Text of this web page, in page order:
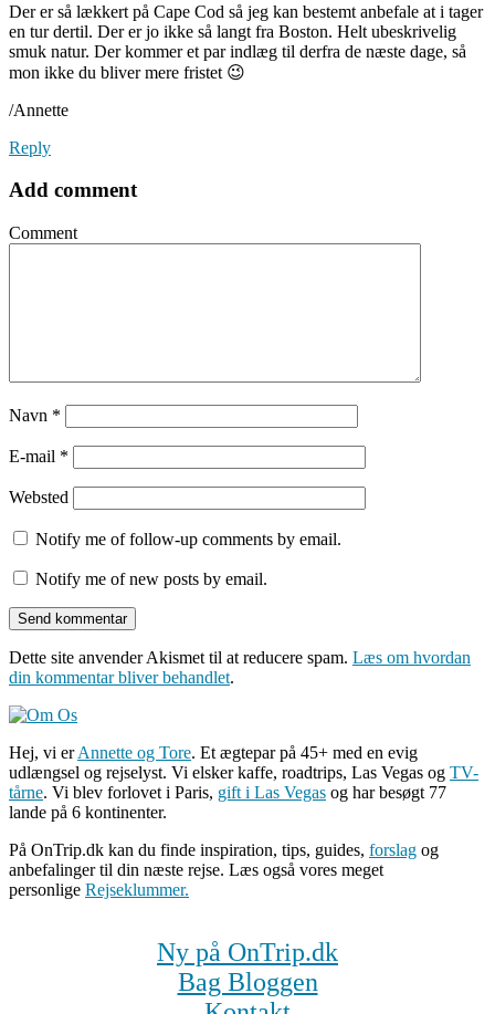
Der er så lækkert på Cape Cod så jeg kan bestemt anbefale at i tager
en tur dertil. Der er jo ikke så langt fra Boston. Helt ubeskrivelig
smuk natur. Der kommer et par indlæg til derfra de næste dage, så
mon ikke du bliver mere fristet 😉
/Annette
Reply
Add comment
Comment
Navn *
E-mail *
Websted
Notify me of follow-up comments by email.
Notify me of new posts by email.
Dette site anvender Akismet til at reducere spam. Læs om hvordan
din kommentar bliver behandlet.
Hej, vi erAnnette og Tore. Et ægtepar på 45+ med en evig
udlængsel og rejselyst. Vi elsker kaffe, roadtrips, Las Vegas og TV-
tårne. Vi blev forlovet i Paris, gift i Las Vegas og har besøgt 77
lande på 6 kontinenter.
På OnTrip.dk kan du finde inspiration, tips, guides, forslag og
anbefalinger til din næste rejse. Læs også vores meget
personlige Rejseklummer.
Ny på OnTrip.dk
Bag Bloggen